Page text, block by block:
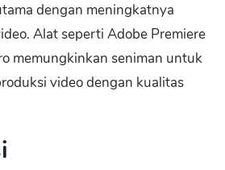
dengan meningkatnya
Alat seperti Adobe Premiere
memungkinkan seniman untuk
video dengan kualitas